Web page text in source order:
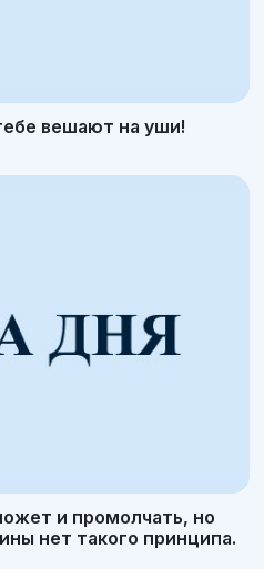
вешают на уши!
и промолчать, но
нет такого принципа.